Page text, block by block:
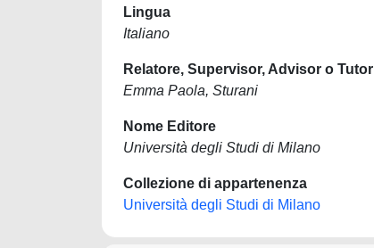
Lingua
Italiano
Relatore, Supervisor, Advisor o Tutor
Emma Paola, Sturani
Nome Editore
Università degli Studi di Milano
Collezione di appartenenza
Università degli Studi di Milano